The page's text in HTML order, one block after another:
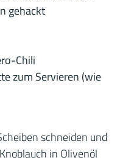
gehackt
Chili
zum Servieren (wie
schneiden und
in Olivenöl